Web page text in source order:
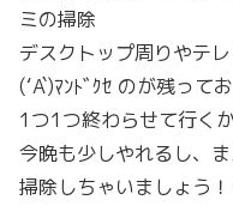
ミの掃除
デスクトップ周りやテ
(‘A`)ﾏﾝﾄﾞｸｾ のが残って
1つ1つ終わらせて行く
今晩も少しやれるし、
掃除しちゃいましょう！